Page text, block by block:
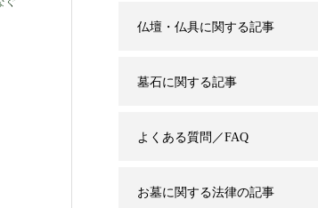
仏壇・仏具に関する記事
墓石に関する記事
よくある質問／FAQ
お墓に関する法律の記事